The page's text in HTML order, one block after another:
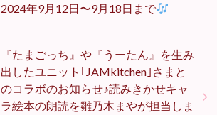
2024年9月12日〜9月18日まで
『たまごっち』や『うーたん』を生み
出したユニット｢JAMkitchen｣さまと
のコラボのお知らせ♪読みきかせキャ
ラ絵本の朗読を雛乃木まやが担当しま